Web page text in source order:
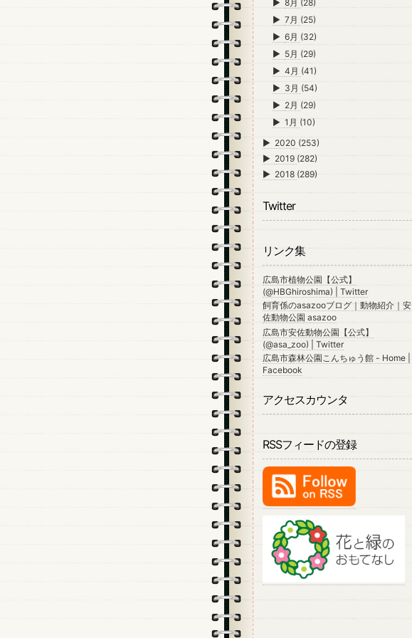
►8月 (28)
►7月 (25)
►6月 (32)
► 5月 (29)
►4月 (41)
► 3月 (54)
► 2月 (29)
►1月 (10)
► 2020 (253)
► 2019 (282)
► 2018 (289)
Twitter
リンク集
広島市植物公園【公式】
(@HBGhiroshima) | Twitter
飼育係のasazooブログ｜動物紹介｜安
佐動物公園 asazoo
広島市安佐動物公園【公式】
(@asa_zoo) | Twitter
広島市森林公園こんちゅう館 - Home |
Facebook
アクセスカウンタ
RSSフィードの登録